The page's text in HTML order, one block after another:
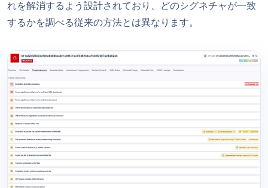
れを解消するよう設計されており、どのシグネチャが一致
するかを調べる従来の方法とは異なります。